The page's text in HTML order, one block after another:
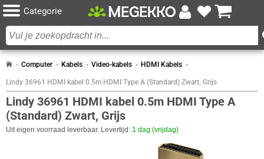
Categorie
Computer Kabels Video-kabels HDMI Kabels
Lindy 36961 HDMI kabel 0.5m HDMI Type A (Standard) Zwart, Grijs
Lindy 36961 HDMI kabel 0.5m HDMI Type A
(Standard) Zwart, Grijs
Uit eigen voorraad leverbaar. Levertijd: 1 dag (vrijdag)